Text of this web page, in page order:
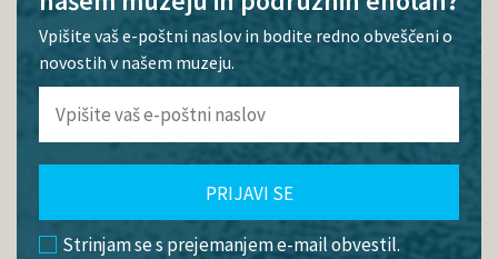
Vpišite vaš e-poštni naslov in bodite redno obveščeni o
novostih v našem muzeju.
PRIJAVI SE
Strinjam se s prejemanjem e-mail obvestil.